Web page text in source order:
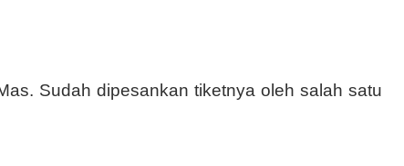
Sudah dipesankan tiketnya oleh salah satu